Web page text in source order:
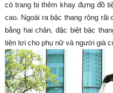
có trang bị thêm khay đựng đồ
cao. Ngoài ra bậc thang rộng rãi
bằng hai chân, đặc biệt bậc
tiện lợi cho phụ nữ và người già